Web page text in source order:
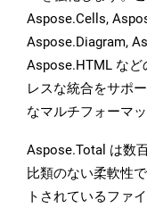
Aspose.Cells,
Aspose.Diagram,
Aspose.HTML など
レスな統合をサポ
なマルチフォーマ
Aspose.Total は数
比類のない柔軟性
トされているファ